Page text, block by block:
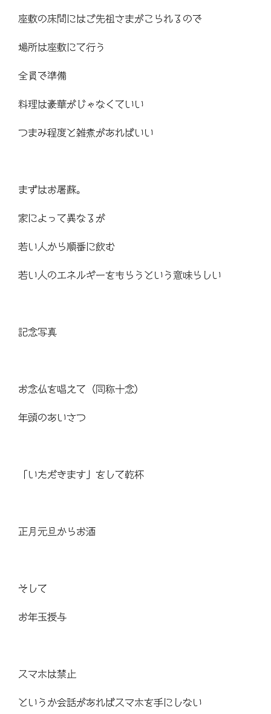
座敷の床間にはご先祖さまがこられるので
場所は座敷にて行う
全員で準備
料理は豪華がじゃなくていい
つまみ程度と雑煮があればいい
まずはお屠蘇。
家によって異なるが
若い人から順番に飲む
若い人のエネルギーをもらうという意味らしい
記念写真
お念仏を唱えて（同称十念）
年頭のあいさつ
「いただきます」をして乾杯
正月元旦からお酒
そして
お年玉授与
スマホは禁止
というか会話があればスマホを手にしない